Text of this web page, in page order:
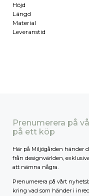
Höjd
Längd
Material
Leveranstid
Prenumerera på
på ett köp
Här på Miljögården händer
från designvärlden,
att nämna några.
Prenumerera på vårt
kring vad som händer i